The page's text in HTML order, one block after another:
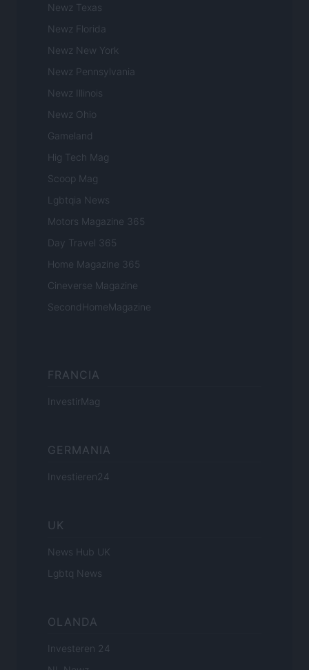
Newz Texas
Newz Florida
Newz New York
Newz Pennsylvania
Newz Illinois
Newz Ohio
Gameland
Hig Tech Mag
Scoop Mag
Lgbtqia News
Motors Magazine 365
Day Travel 365
Home Magazine 365
Cineverse Magazine
SecondHomeMagazine
FRANCIA
InvestirMag
GERMANIA
Investieren24
UK
News Hub UK
Lgbtq News
OLANDA
Investeren 24